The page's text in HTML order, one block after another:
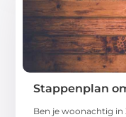
Stappenplan
Ben je woonachtig